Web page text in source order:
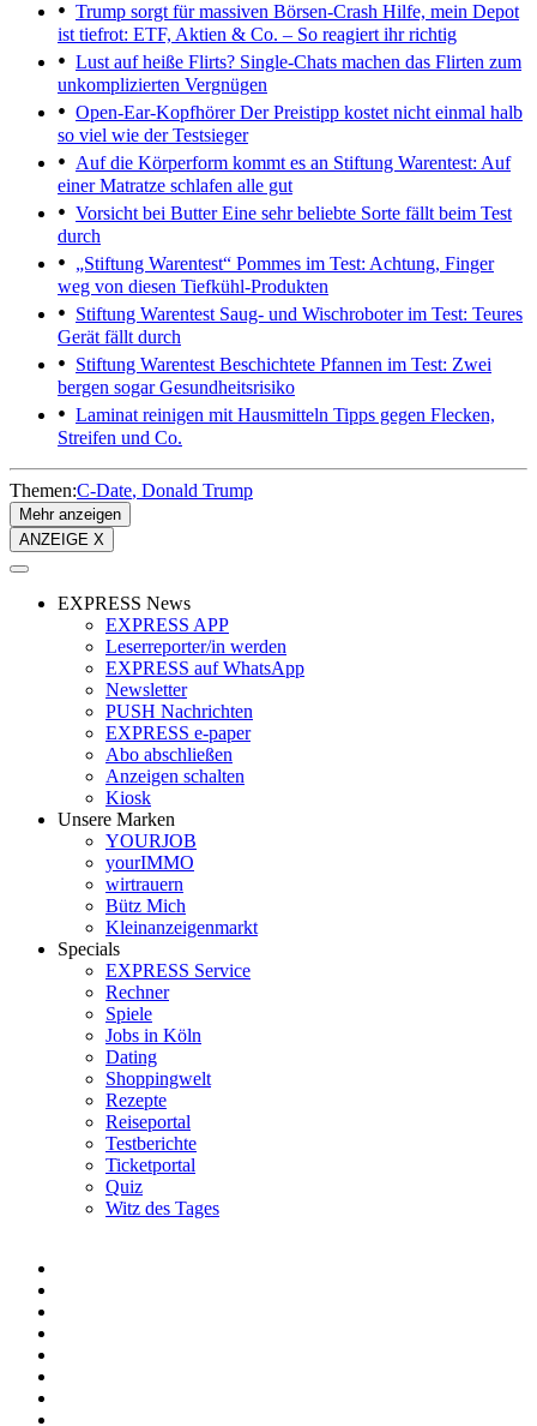
Trump sorgt für massiven Börsen-Crash Hilfe, mein Depot
ist tiefrot: ETF, Aktien & Co. – So reagiert ihr richtig
Lust auf heiße Flirts? Single-Chats machen das Flirten zum
unkomplizierten Vergnügen
Open-Ear-KopfhörerDer Preistipp kostet nicht einmal halb
so viel wie der Testsieger
Auf die Körperform kommt es an Stiftung Warentest: Auf
einer Matratze schlafen alle gut
Vorsicht bei ButterEine sehr beliebte Sorte fällt beim Test
durch
„Stiftung Warentest“ Pommes im Test: Achtung, Finger
weg von diesen Tiefkühl-Produkten
Stiftung Warentest Saug- und Wischroboter im Test: Teures
Gerät fällt durch
Stiftung Warentest Beschichtete Pfannen im Test: Zwei
bergen sogar Gesundheitsrisiko
Laminat reinigen mit Hausmitteln Tipps gegen Flecken,
Streifen und Co.
Themen:C-Date Donald Trump
Mehr anzeigen
ANZEIGE X
EXPRESS News
EXPRESS APP
Leserreporter/in werden
EXPRESS auf WhatsApp
Newsletter
PUSH Nachrichten
EXPRESS e-paper
Abo abschließen
Anzeigen schalten
Kiosk
Unsere Marken
YOURJOB
yourIMMO
wirtrauern
Bütz Mich
Kleinanzeigenmarkt
Specials
EXPRESS Service
Rechner
Spiele
Jobs in Köln
Dating
Shoppingwelt
Rezepte
Reiseportal
Testberichte
Ticketportal
Quiz
Witz des Tages